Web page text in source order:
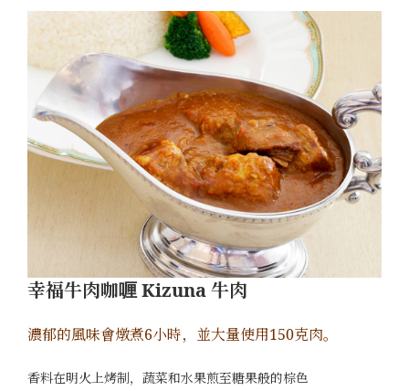
幸福牛肉咖喱 Kizuna 牛肉
濃郁的風味會燉煮6小時，並大量使用150克肉。
香料在明火上烤制，蔬菜和水果煎至糖果般的棕色